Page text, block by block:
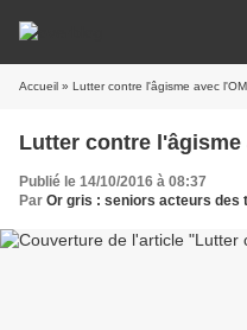
Accueil » Lutter contre l'âgisme avec
Lutter contre l'âgisme
Publié le 14/10/2016 à 08:37
Par Or gris : seniors acteurs des